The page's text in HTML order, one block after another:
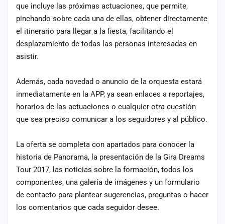
que incluye las próximas actuaciones, que permite,
pinchando sobre cada una de ellas, obtener directamente
el itinerario para llegar a la fiesta, facilitando el
desplazamiento de todas las personas interesadas en
asistir.
Además, cada novedad o anuncio de la orquesta estará
inmediatamente en la APP, ya sean enlaces a reportajes,
horarios de las actuaciones o cualquier otra cuestión
que sea preciso comunicar a los seguidores y al público.
La oferta se completa con apartados para conocer la
historia de Panorama, la presentación de la Gira Dreams
Tour 2017, las noticias sobre la formación, todos los
componentes, una galería de imágenes y un formulario
de contacto para plantear sugerencias, preguntas o hacer
los comentarios que cada seguidor desee.